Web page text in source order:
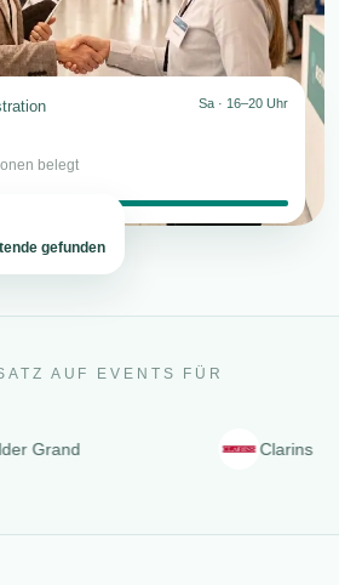
Sa · 16–20 Uhr
belegt
gefunden
AUF EVENTS FÜR
Clarins